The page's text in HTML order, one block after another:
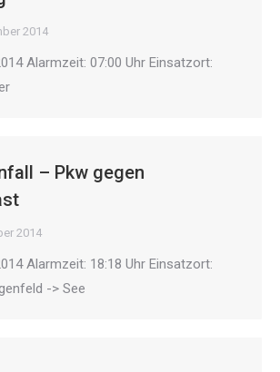
2014
Alarmzeit: 07:00 Uhr Einsatzort:
– Pkw gegen
2014
Alarmzeit: 18:18 Uhr Einsatzort:
-> See